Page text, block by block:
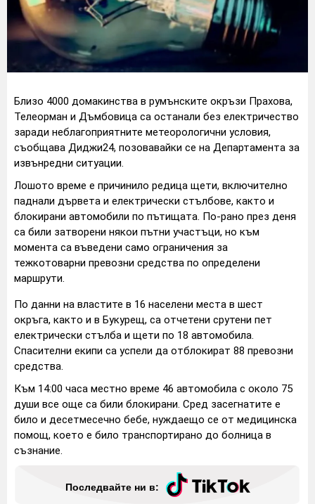
Близо 4000 домакинства в румънските окръзи Прахова,
Телеорман и Дъмбовица са останали без електричество
заради неблагоприятните метеорологични условия,
съобщава Диджи24, позовавайки се на Департамента за
извънредни ситуации.
Лошото време е причинило редица щети, включително
паднали дървета и електрически стълбове, както и
блокирани автомобили по пътищата. По-рано през деня
са били затворени някои пътни участъци, но към
момента са въведени само ограничения за
тежкотоварни превозни средства по определени
маршрути.
По данни на властите в 16 населени места в шест
окръга, както и в Букурещ, са отчетени срутени пет
електрически стълба и щети по 18 автомобила.
Спасителни екипи са успели да отблокират 88 превозни
средства.
Към 14:00 часа местно време 46 автомобила с около 75
души все още са били блокирани. Сред засегнатите е
било и десетмесечно бебе, нуждаещо се от медицинска
помощ, което е било транспортирано до болница в
съзнание.
Последвайте ни в: